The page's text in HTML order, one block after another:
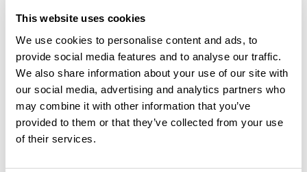
This website uses cookies
We use cookies to personalise content and ads, to
provide social media features and to analyse our traffic.
We also share information about your use of our site with
our social media, advertising and analytics partners who
may combine it with other information that you’ve
provided to them or that they’ve collected from your use
of their services.
Ajouter un avis
Découvrez ce parcours de randonnée de 5,7 km à proximité de